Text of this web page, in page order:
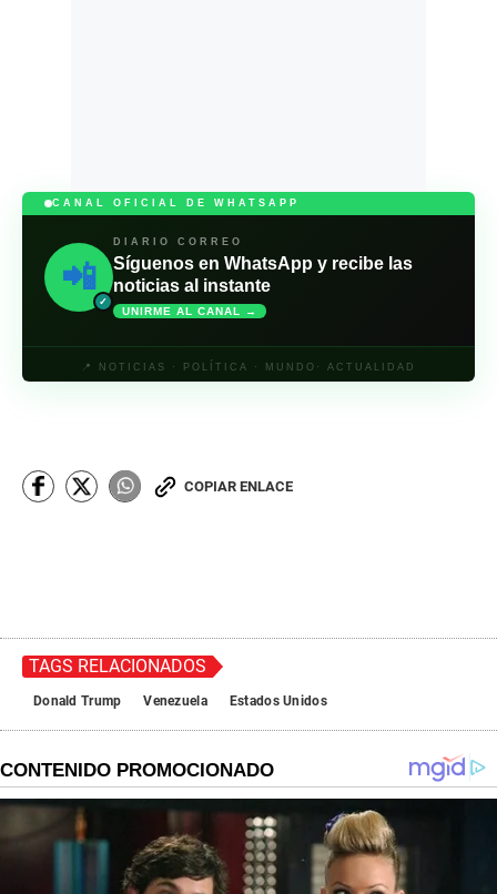
CANAL OFICIAL DE WHATSAPP
📲
✓
DIARIO CORREO
Síguenos en WhatsApp y recibe las
noticias al instante
UNIRME AL CANAL →
📍 NOTICIAS · POLÍTICA · MUNDO· ACTUALIDAD
COPIAR ENLACE
TAGS RELACIONADOS
Donald Trump Venezuela Estados Unidos